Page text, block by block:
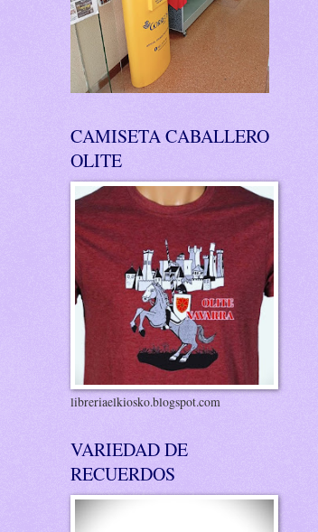
CAMISETA CABALLERO
OLITE
libreriaelkiosko.blogspot.com
VARIEDAD DE
RECUERDOS